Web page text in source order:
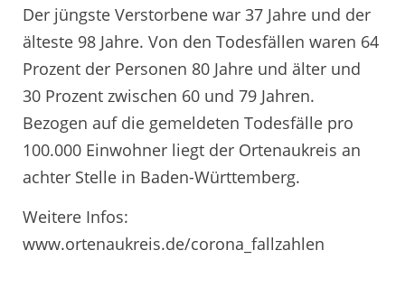
Der jüngste Verstorbene war 37 Jahre und der
älteste 98 Jahre. Von den Todesfällen waren 64
Prozent der Personen 80 Jahre und älter und
30 Prozent zwischen 60 und 79 Jahren.
Bezogen auf die gemeldeten Todesfälle pro
100.000 Einwohner liegt der Ortenaukreis an
achter Stelle in Baden-Württemberg.
Weitere Infos:
www.ortenaukreis.de/corona_fallzahlen